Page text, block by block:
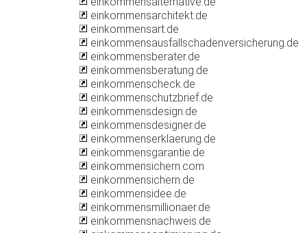
einkommensarchitekt.de
einkommensart.de
einkommensausfallschadenversicherung.de
einkommensberater.de
einkommensberatung.de
einkommenscheck.de
einkommenschutzbrief.de
einkommensdesign.de
einkommensdesigner.de
einkommenserklaerung.de
einkommensgarantie.de
einkommensichern.com
einkommensichern.de
einkommensidee.de
einkommensmillionaer.de
einkommensnachweis.de